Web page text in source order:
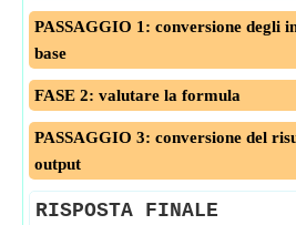
PASSAGGIO 1: conversione degli
base
FASE 2: valutare la formula
PASSAGGIO 3: conversione del
output
RISPOSTA FINALE